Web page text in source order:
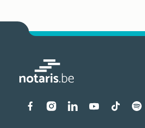
Liens vers les